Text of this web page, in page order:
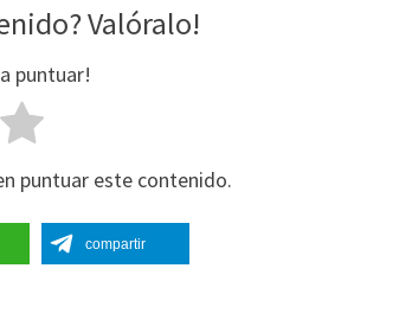
Valóralo!
puntuar!
puntuar este contenido.
compartir